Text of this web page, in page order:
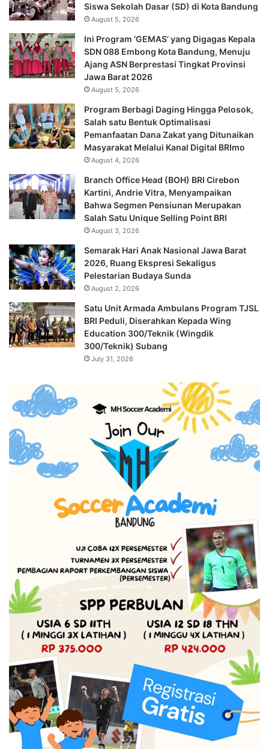
Siswa Sekolah Dasar (SD) di Kota Bandung
August 5, 2026
Ini Program ‘GEMAS’ yang Digagas Kepala
SDN 088 Embong Kota Bandung, Menuju
Ajang ASN Berprestasi Tingkat Provinsi
Jawa Barat 2026
August 5, 2026
Program Berbagi Daging Hingga Pelosok,
Salah satu Bentuk Optimalisasi
Pemanfaatan Dana Zakat yang Ditunaikan
Masyarakat Melalui Kanal Digital BRImo
August 4, 2026
Branch Office Head (BOH) BRI Cirebon
Kartini, Andrie Vitra, Menyampaikan
Bahwa Segmen Pensiunan Merupakan
Salah Satu Unique Selling Point BRI
August 3, 2026
Semarak Hari Anak Nasional Jawa Barat
2026, Ruang Ekspresi Sekaligus
Pelestarian Budaya Sunda
August 2, 2026
Satu Unit Armada Ambulans Program TJSL
BRI Peduli, Diserahkan Kepada Wing
Education 300/Teknik (Wingdik
300/Teknik) Subang
July 31, 2026